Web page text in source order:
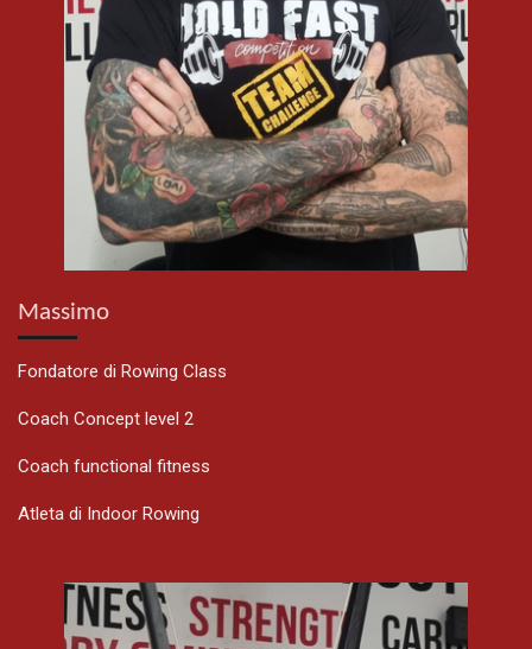
Massimo
Fondatore di Rowing Class
Coach Concept level 2
Coach functional fitness
Atleta di Indoor Rowing